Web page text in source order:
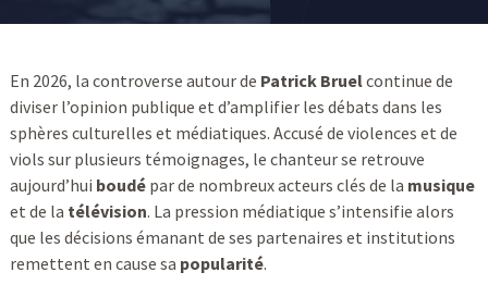
En 2026, la controverse autour de Patrick Bruelcontinue de
diviser l’opinion publique et d’amplifier les débats dans les
sphères culturelles et médiatiques. Accusé de violences et de
viols sur plusieurs témoignages, le chanteur se retrouve
aujourd’hui boudépar de nombreux acteurs clés de la musique
et de la télévision. La pression médiatique s’intensifie alors
que les décisions émanant de ses partenaires et institutions
remettent en cause sa popularité.